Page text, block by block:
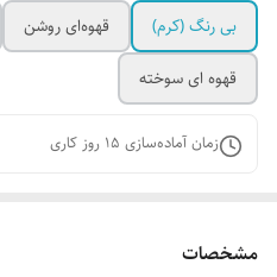
بی رنگ (کرم)
قهوه‌ای روشن
قهوه ای سوخته
زمان آماده‌سازی 15 روز کاری
مشخصات